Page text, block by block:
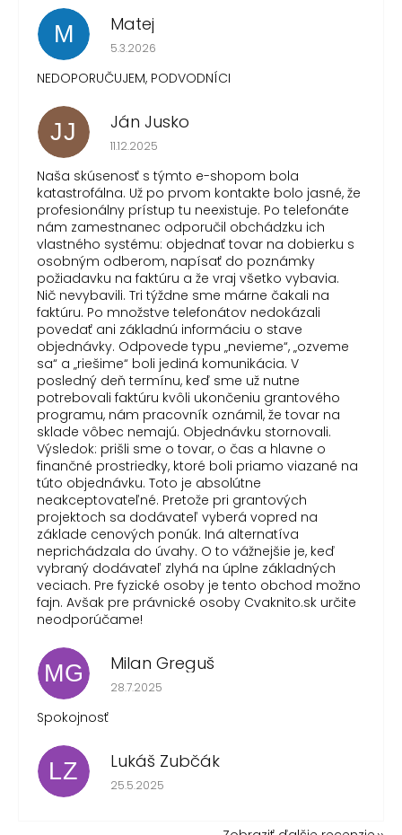
M Matej
Hodnotenie obchodu je 1 z 5 hviezdičiek.
5.3.2026
NEDOPORUČUJEM, PODVODNÍCI
JJ Ján Jusko
Hodnotenie obchodu je 1 z 5 hviezdičiek.
11.12.2025
Naša skúsenosť s týmto e-shopom bola
katastrofálna. Už po prvom kontakte bolo jasné, že
profesionálny prístup tu neexistuje. Po telefonáte
nám zamestnanec odporučil obchádzku ich
vlastného systému: objednať tovar na dobierku s
osobným odberom, napísať do poznámky
požiadavku na faktúru a že vraj všetko vybavia.
Nič nevybavili. Tri týždne sme márne čakali na
faktúru. Po množstve telefonátov nedokázali
povedať ani základnú informáciu o stave
objednávky. Odpovede typu „nevieme“, „ozveme
sa“ a „riešime“ boli jediná komunikácia. V
posledný deň termínu, keď sme už nutne
potrebovali faktúru kvôli ukončeniu grantového
programu, nám pracovník oznámil, že tovar na
sklade vôbec nemajú. Objednávku stornovali.
Výsledok: prišli sme o tovar, o čas a hlavne o
finančné prostriedky, ktoré boli priamo viazané na
túto objednávku. Toto je absolútne
neakceptovateľné. Pretože pri grantových
projektoch sa dodávateľ vyberá vopred na
základe cenových ponúk. Iná alternatíva
neprichádzala do úvahy. O to vážnejšie je, keď
vybraný dodávateľ zlyhá na úplne základných
veciach. Pre fyzické osoby je tento obchod možno
fajn. Avšak pre právnické osoby Cvaknito.sk určite
neodporúčame!
MG Milan Greguš
Hodnotenie obchodu je 5 z 5 hviezdičiek.
28.7.2025
Spokojnosť
LZ Lukáš Zubčák
Hodnotenie obchodu je 5 z 5 hviezdičiek.
25.5.2025